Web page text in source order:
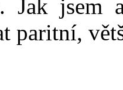
Jak
paritní,